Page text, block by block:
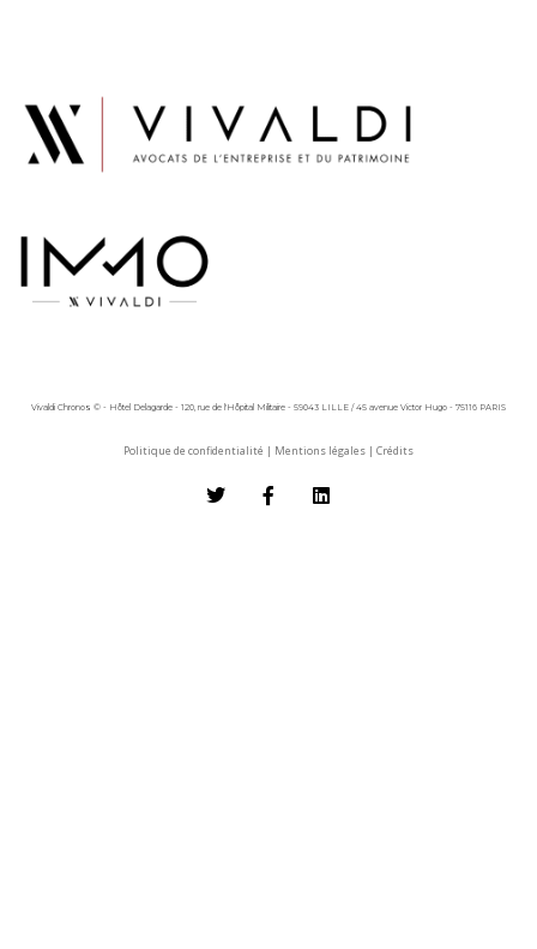
Vivaldi Chronos © - Hôtel Delagarde - 120, rue de l'Hôpital Militaire - 59043 LILLE / 45 avenue Victor Hugo - 75116 PARIS
Politique de confidentialité | Mentions légales | Crédits